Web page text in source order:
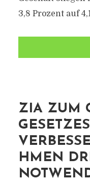
3,8 Prozent auf
ZIA ZUM
MEN